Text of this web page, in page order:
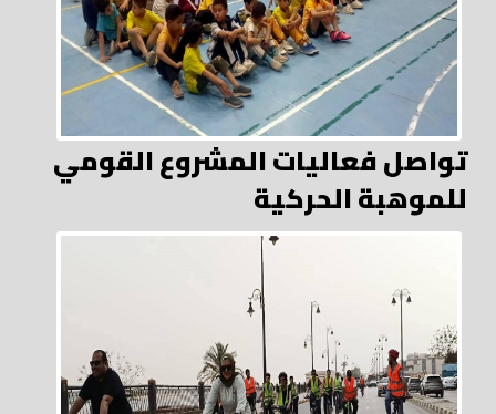
تواصل فعاليات المشروع القومي
للموهبة الحركية